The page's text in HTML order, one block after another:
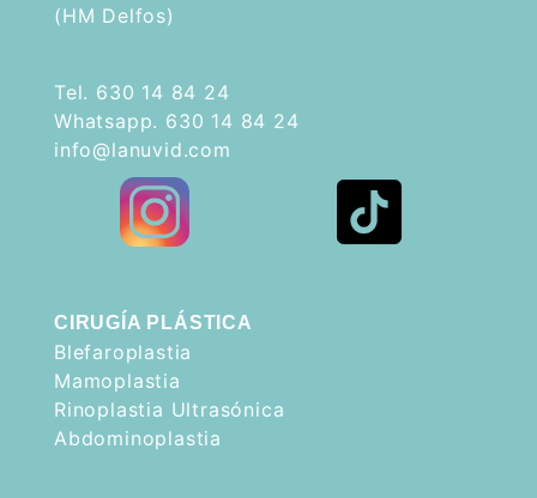
(HM Delfos)
Tel. 630 14 84 24
Whatsapp. 630 14 84 24
info@lanuvid.com
CIRUGÍA PLÁSTICA
Blefaroplastia
Mamoplastia
Rinoplastia Ultrasónica
Abdominoplastia